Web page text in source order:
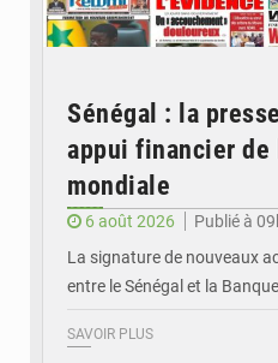
Sénégal : la
appui financier de
mondiale
6 août 2026
Publié à
La signature de nouveaux
entre le Sénégal et la
SAVOIR PLUS